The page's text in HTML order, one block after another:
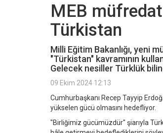
MEB
Türkistan
Milli Eğitim Bakanlığı, yeni
"Türkistan" kavramının
Gelecek nesiller Türklük
09 Ekim 2024 12:13
Cumhurbaşkanı Recep Tayyip
yükselen gücü olmasını hedefliyor.
"Birliğimiz gücümüzdür" şiarıyla Türk